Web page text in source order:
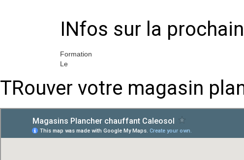
INfos sur la
Formation
Le
TRouver votre magasin